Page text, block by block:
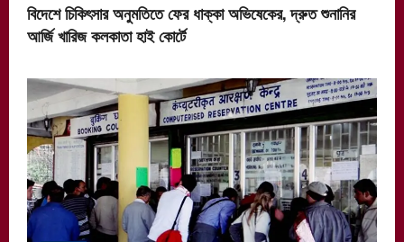
বিদেশে চিকিৎসার অনুমতিতে ফের ধাক্কা অভিষেকের, দ্রুত শুনানির
আর্জি খারিজ কলকাতা হাই কোর্টে